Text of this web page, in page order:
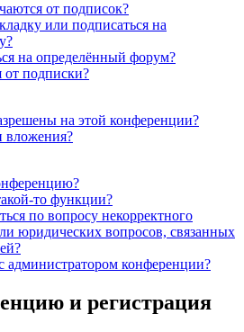
от подписок?
или подписаться на
на определённый форум?
от подписки?
на этой конференции?
вложения?
то функции?
по вопросу некорректного
юридических вопросов, связанных
администратором конференции?
и регистрация